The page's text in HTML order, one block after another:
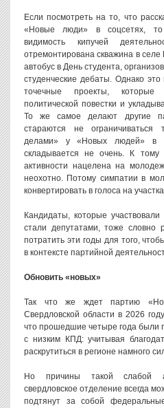
Если посмотреть на то, что
«Новые люди» в соцсетях,
видимость кипучей
отремонтирована скважина в
автобус в День студента,
студенческие дебаты. Однако
точечные проекты,
политической повестки и
То же самое делают другие
стараются не
делами» у «Новых людей» в
складывается не очень. К
активности нацелена на
неохотно. Потому симпатии в
конвертировать в голоса на
Кандидаты, которые
стали депутатами, тоже словно
потратить эти годы для того,
в контексте партийной
Обновить «новых»
Так что же ждет партию
Свердловской области в 2026
что прошедшие четыре года были
с низким КПД: учитывая
раскрутиться в регионе намного
Но причины такой слабой
свердловское отделение всегда
подтянут за собой